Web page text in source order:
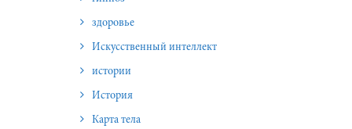
здоровье
Искусственный интеллект
истории
История
Карта тела